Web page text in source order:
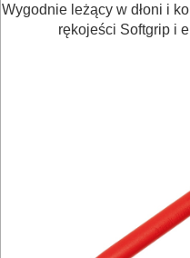
OBRÓBKA
NARZĘDZIA
Wygodnie leżący w dłoni i
rękojeści Softgrip i